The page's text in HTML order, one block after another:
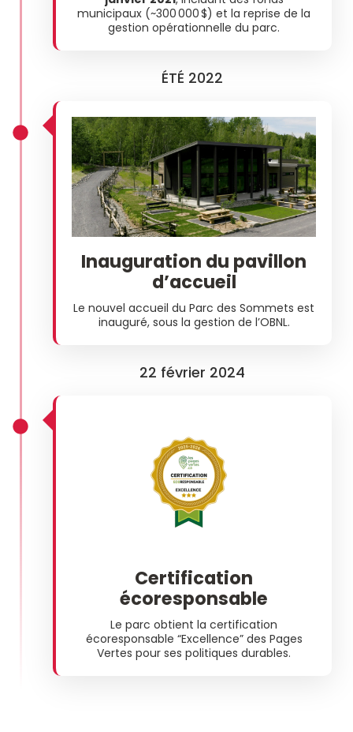
municipaux (~300 000 $) et la reprise de la
gestion opérationnelle du parc.
ÉTÉ 2022
Inauguration du pavillon
d’accueil
Le nouvel accueil du Parc des Sommets est
inauguré, sous la gestion de l’OBNL.
22 février 2024
Certification
écoresponsable
Le parc obtient la certification
écoresponsable “Excellence” des Pages
Vertes pour ses politiques durables.